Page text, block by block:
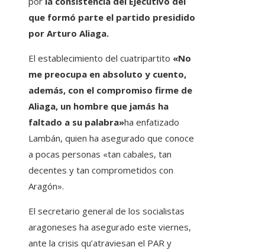
que formó parte el partido presidido
por Arturo Aliaga.
El establecimiento del cuatripartito «No
me preocupa en absoluto y cuento,
además, con el compromiso firme de
Aliaga, un hombre que jamás ha
faltado a su palabra»ha enfatizado
Lambán, quien ha asegurado que conoce
a pocas personas «tan cabales, tan
decentes y tan comprometidos con
Aragón».
El secretario general de los socialistas
aragoneses ha asegurado este viernes,
ante la crisis qu’atraviesan el PAR y